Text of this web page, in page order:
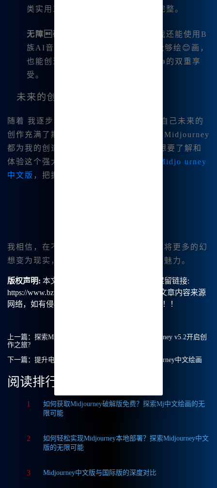
类实用工具，使得我的创作过程更完整。
无障碍音乐生成
：此外，注册后我还能使用B
族AI音乐生成功.能，这让.我不仅能够绘😊画，
也能创造出音乐，简直是艺术创作👍的双重享
受。
未来的创作期待
随着 我逐步深入使用Midjourney，我对自己未来的
创作充满了期待。无论是绘画还是音乐，Midjourney
都为我的创造力提.供了无穷的可能性。想要了解和
体验这个强大的平台的用户，可以访问
Midjo urney
中文版 ，把握这次|与创意碰😊撞的机会！
我相信，在不断的探索与实践中，我将能将更多的幻
想变为现实，与大家一起分享创作的无尽魅力。
版权声明: 本文由【B族智能】原创，转载请保留链接:
https://www.bzu.cn/news/show/9215.html，部分文章内容来源
网络，如有侵权请联系我们删除处理。谢谢！！！
上一篇： 探索Midjourney中文绘画：如何利用midjourney v5.2开启创
作之旅?
下一篇： 提升电商主图质量的秘密：如何使用Midjourney中文绘画
阅读排行
1
如何获取Midjourney破解版免费？探索Mj中文绘画的无
限可能
2
如何轻松实现Midjourney本地部署？探索Midjourney中文
版的无限可能
3 Midjourney中文版与国际版的深度对比